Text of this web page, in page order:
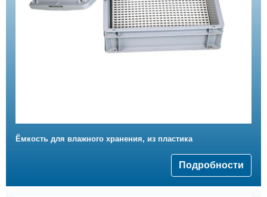
Ёмкость для влажного хранения, из пластика
Подробности